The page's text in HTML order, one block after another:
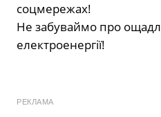
соцмережах!
Не забуваймо про
електроенергії!
РЕКЛАМА